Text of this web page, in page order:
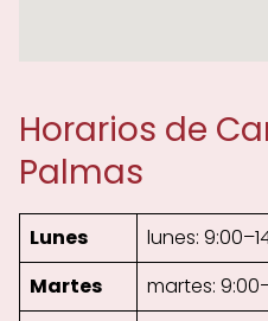
Horarios de
Palmas
Lunes
lunes:
Martes
martes: